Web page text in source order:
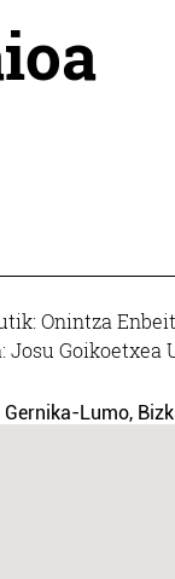
Onintza
Goikoetxea
Gernika-Lumo,